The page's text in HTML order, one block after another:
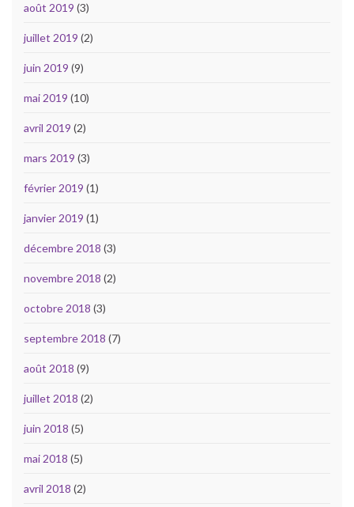
août 2019 (3)
juillet 2019 (2)
juin 2019 (9)
mai 2019 (10)
avril 2019 (2)
mars 2019 (3)
février 2019 (1)
janvier 2019 (1)
décembre 2018 (3)
novembre 2018 (2)
octobre 2018 (3)
septembre 2018 (7)
août 2018 (9)
juillet 2018 (2)
juin 2018 (5)
mai 2018 (5)
avril 2018 (2)